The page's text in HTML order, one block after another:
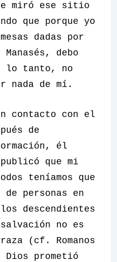
miró ese sitio
que porque yo
dadas por
debo
lo tanto, no
nada de mí.
contacto con el
de
él
que mi
teníamos que
de personas en
descendientes
no es
(cf. Romanos
prometió